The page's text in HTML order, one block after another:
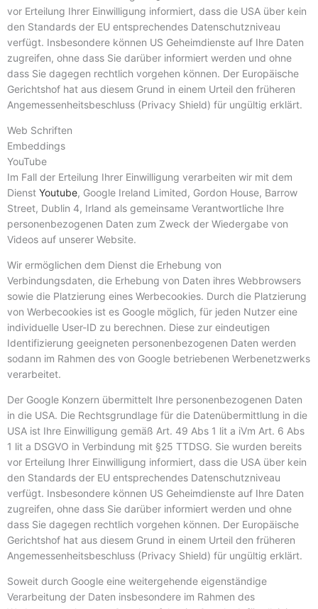
vor Erteilung Ihrer Einwilligung informiert, dass die USA über kein
den Standards der EU entsprechendes Datenschutzniveau
verfügt. Insbesondere können US Geheimdienste auf Ihre Daten
zugreifen, ohne dass Sie darüber informiert werden und ohne
dass Sie dagegen rechtlich vorgehen können. Der Europäische
Gerichtshof hat aus diesem Grund in einem Urteil den früheren
Angemessenheitsbeschluss (Privacy Shield) für ungültig erklärt.
Web Schriften
Embeddings
YouTube
Im Fall der Erteilung Ihrer Einwilligung verarbeiten wir mit dem
Dienst Youtube, Google Ireland Limited, Gordon House, Barrow
Street, Dublin 4, Irland als gemeinsame Verantwortliche Ihre
personenbezogenen Daten zum Zweck der Wiedergabe von
Videos auf unserer Website.
Wir ermöglichen dem Dienst die Erhebung von
Verbindungsdaten, die Erhebung von Daten ihres Webbrowsers
sowie die Platzierung eines Werbecookies. Durch die Platzierung
von Werbecookies ist es Google möglich, für jeden Nutzer eine
individuelle User-ID zu berechnen. Diese zur eindeutigen
Identifizierung geeigneten personenbezogenen Daten werden
sodann im Rahmen des von Google betriebenen Werbenetzwerks
verarbeitet.
Der Google Konzern übermittelt Ihre personenbezogenen Daten
in die USA. Die Rechtsgrundlage für die Datenübermittlung in die
USA ist Ihre Einwilligung gemäß Art. 49 Abs 1 lit a iVm Art. 6 Abs
1 lit a DSGVO in Verbindung mit §25 TTDSG. Sie wurden bereits
vor Erteilung Ihrer Einwilligung informiert, dass die USA über kein
den Standards der EU entsprechendes Datenschutzniveau
verfügt. Insbesondere können US Geheimdienste auf Ihre Daten
zugreifen, ohne dass Sie darüber informiert werden und ohne
dass Sie dagegen rechtlich vorgehen können. Der Europäische
Gerichtshof hat aus diesem Grund in einem Urteil den früheren
Angemessenheitsbeschluss (Privacy Shield) für ungültig erklärt.
Soweit durch Google eine weitergehende eigenständige
Verarbeitung der Daten insbesondere im Rahmen des